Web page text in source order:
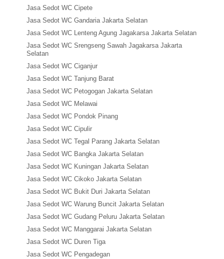
Jasa Sedot WC Cipete
Jasa Sedot WC Gandaria Jakarta Selatan
Jasa Sedot WC Lenteng Agung Jagakarsa Jakarta Selatan
Jasa Sedot WC Srengseng Sawah Jagakarsa Jakarta
Selatan
Jasa Sedot WC Ciganjur
Jasa Sedot WC Tanjung Barat
Jasa Sedot WC Petogogan Jakarta Selatan
Jasa Sedot WC Melawai
Jasa Sedot WC Pondok Pinang
Jasa Sedot WC Cipulir
Jasa Sedot WC Tegal Parang Jakarta Selatan
Jasa Sedot WC Bangka Jakarta Selatan
Jasa Sedot WC Kuningan Jakarta Selatan
Jasa Sedot WC Cikoko Jakarta Selatan
Jasa Sedot WC Bukit Duri Jakarta Selatan
Jasa Sedot WC Warung Buncit Jakarta Selatan
Jasa Sedot WC Gudang Peluru Jakarta Selatan
Jasa Sedot WC Manggarai Jakarta Selatan
Jasa Sedot WC Duren Tiga
Jasa Sedot WC Pengadegan